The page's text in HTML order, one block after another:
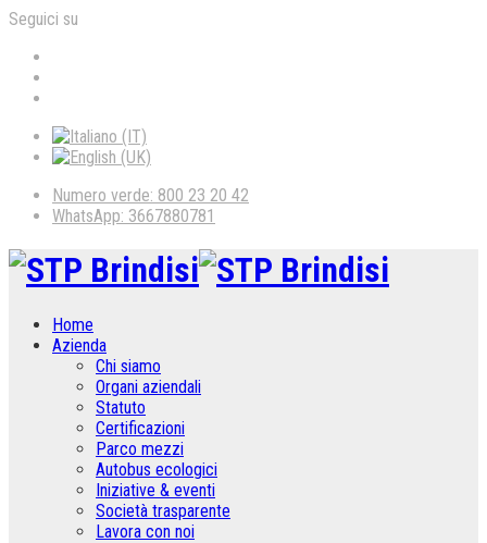
Seguici su
Numero verde: 800 23 20 42
WhatsApp: 3667880781
Home
Azienda
Chi siamo
Organi aziendali
Statuto
Certificazioni
Parco mezzi
Autobus ecologici
Iniziative & eventi
Società trasparente
Lavora con noi